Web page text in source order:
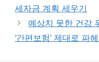
세자금 계획 세우기
예상치 못한 건강
‘간편보험’ 제대로 파